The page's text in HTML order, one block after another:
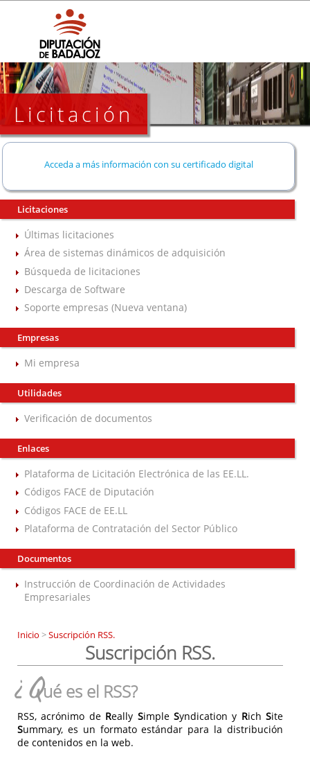
Licitación
Acceda a más información con su certificado digital
Licitaciones
Últimas licitaciones
Área de sistemas dinámicos de adquisición
Búsqueda de licitaciones
Descarga de Software
Soporte empresas (Nueva ventana)
Empresas
Mi empresa
Utilidades
Verificación de documentos
Enlaces
Plataforma de Licitación Electrónica de las EE.LL.
Códigos FACE de Diputación
Códigos FACE de EE.LL
Plataforma de Contratación del Sector Público
Documentos
Instrucción de Coordinación de Actividades
Empresariales
Inicio >Suscripción RSS.
Suscripción RSS.
¿Qué es el RSS?
RSS, acrónimo de Really Simple Syndication y RichSite
Summary, es un formato estándar para la distribución
de contenidos en la web.